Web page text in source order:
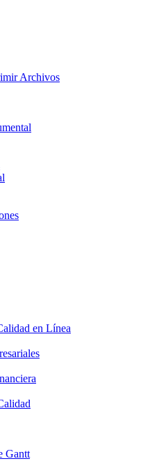
Archivos
en Línea
Gantt